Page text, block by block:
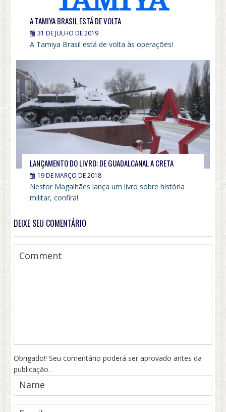
A TAMIYA BRASIL ESTÁ DE VOLTA
31 DE JULHO DE 2019
A Tamiya Brasil está de volta às operações!
LANÇAMENTO DO LIVRO: DE GUADALCANAL A CRETA
19 DE MARÇO DE 2018
Nestor Magalhães lança um livro sobre história
militar, confira!
DEIXE SEU COMENTÁRIO
Obrigado!! Seu comentário poderá ser aprovado antes da
publicação.